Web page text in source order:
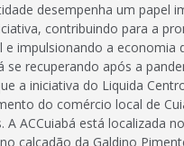
desempenha um papel
contribuindo para a
e impulsionando a economia
se recuperando após a
a iniciativa do Liquida
do comércio local de
A ACCuiabá está localizada
calçadão da Galdino